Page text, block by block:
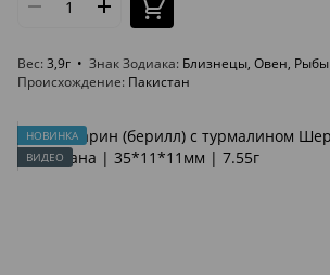
Вес 3,9г Знак Зодиака Близнецы, Овен, Рыбы
Происхождение Пакистан
НОВИНКА
ВИДЕО